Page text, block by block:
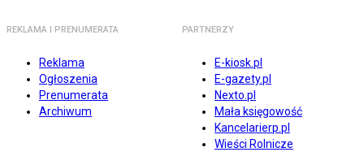
REKLAMA I PRENUMERATA
Reklama
Ogłoszenia
Prenumerata
Archiwum
PARTNERZY
E-kiosk.pl
E-gazety.pl
Nexto.pl
Mała księgowość
Kancelarierp.pl
Wieści Rolnicze